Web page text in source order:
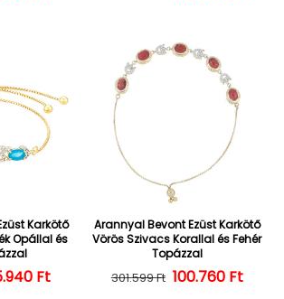
Karkötő
Opállal és
ár ár
Ft
Arannyal Bevont Ezüst Karkötő
Vörös Szivacs Korallal és Fehér
Topázzal
Normál ár
301.599 Ft 100.760 Ft